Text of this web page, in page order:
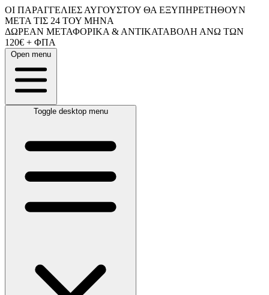
ΟΙ ΠΑΡΑΓΓΕΛΙΕΣ ΑΥΓΟΥΣΤΟΥ ΘΑ ΕΞΥΠΗΡΕΤΗΘΟΥΝ
ΜΕΤΑ ΤΙΣ 24 ΤΟΥ ΜΗΝΑ
ΔΩΡΕΑΝ ΜΕΤΑΦΟΡΙΚΑ & ΑΝΤΙΚΑΤΑΒΟΛΗ ΑΝΩ ΤΩΝ
120€ + ΦΠΑ
Open menu
Toggle desktop menu